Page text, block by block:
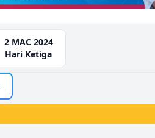
2 MAC 2024
Hari Ketiga